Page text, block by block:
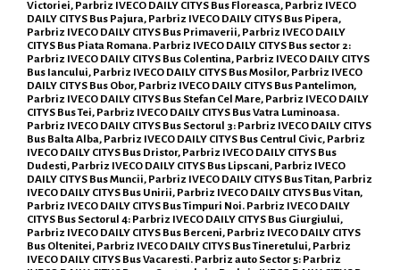
Victoriei, Parbriz IVECO DAILY CITYS Bus Floreasca, Parbriz IVECO
DAILY CITYS Bus Pajura, Parbriz IVECO DAILY CITYS Bus Pipera,
Parbriz IVECO DAILY CITYS Bus Primaverii, Parbriz IVECO DAILY
CITYS Bus Piata Romana. Parbriz IVECO DAILY CITYS Bus sector 2:
Parbriz IVECO DAILY CITYS Bus Colentina, Parbriz IVECO DAILY CITYS
Bus Iancului, Parbriz IVECO DAILY CITYS Bus Mosilor, Parbriz IVECO
DAILY CITYS Bus Obor, Parbriz IVECO DAILY CITYS Bus Pantelimon,
Parbriz IVECO DAILY CITYS Bus Stefan Cel Mare, Parbriz IVECO DAILY
CITYS Bus Tei, Parbriz IVECO DAILY CITYS Bus Vatra Luminoasa.
Parbriz IVECO DAILY CITYS Bus Sectorul 3: Parbriz IVECO DAILY CITYS
Bus Balta Alba, Parbriz IVECO DAILY CITYS Bus Centrul Civic, Parbriz
IVECO DAILY CITYS Bus Dristor, Parbriz IVECO DAILY CITYS Bus
Dudesti, Parbriz IVECO DAILY CITYS Bus Lipscani, Parbriz IVECO
DAILY CITYS Bus Muncii, Parbriz IVECO DAILY CITYS Bus Titan, Parbriz
IVECO DAILY CITYS Bus Unirii, Parbriz IVECO DAILY CITYS Bus Vitan,
Parbriz IVECO DAILY CITYS Bus Timpuri Noi. Parbriz IVECO DAILY
CITYS Bus Sectorul 4: Parbriz IVECO DAILY CITYS Bus Giurgiului,
Parbriz IVECO DAILY CITYS Bus Berceni, Parbriz IVECO DAILY CITYS
Bus Oltenitei, Parbriz IVECO DAILY CITYS Bus Tineretului, Parbriz
IVECO DAILY CITYS Bus Vacaresti. Parbriz auto Sector 5: Parbriz